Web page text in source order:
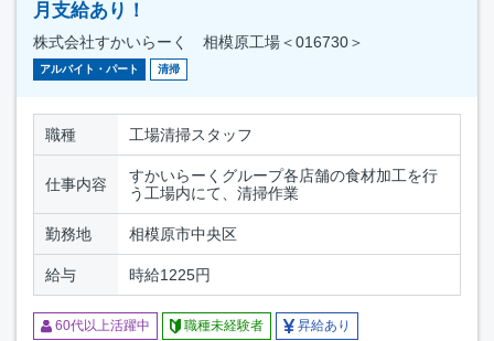
月支給あり！
株式会社すかいらーく 相模原工場＜016730＞
アルバイト・パート 清掃
職種 工場清掃スタッフ
仕事内容
すかいらーくグループ各店舗の食材加工を行
う工場内にて、清掃作業
勤務地 相模原市中央区
給与 時給1225円
60代以上活躍中 職種未経験者 昇給あり